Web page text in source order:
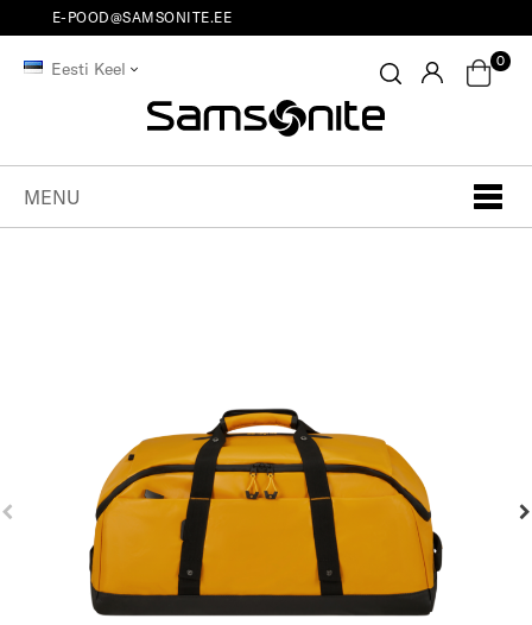
E-POOD@SAMSONITE.EE
Eesti Keel 0
MENU